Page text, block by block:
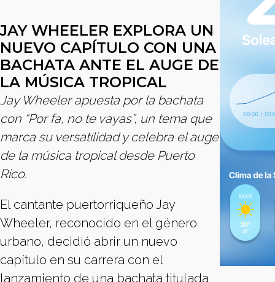
JAY WHEELER EXPLORA UN
NUEVO CAPÍTULO CON UNA
BACHATA ANTE EL AUGE DE
LA MÚSICA TROPICAL
Jay Wheeler apuesta por la bachata
con “Por fa, no te vayas”, un tema que
marca su versatilidad y celebra el auge
de la música tropical desde Puerto
Rico.
El cantante puertorriqueño Jay
Wheeler, reconocido en el género
urbano, decidió abrir un nuevo
capítulo en su carrera con el
lanzamiento de una bachata titulada